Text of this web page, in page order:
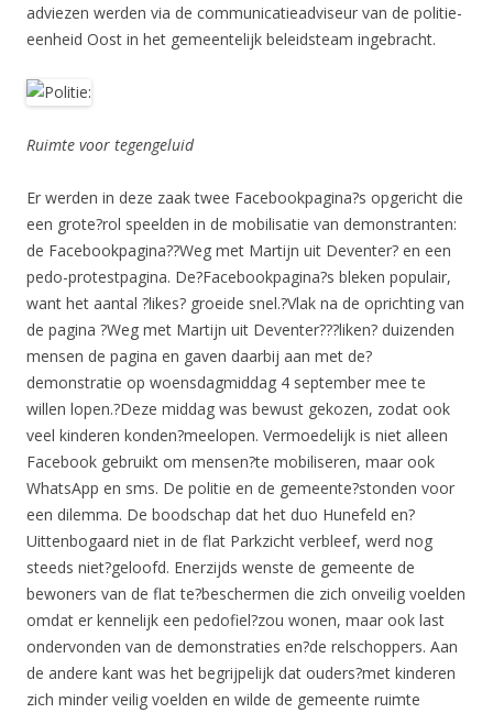
adviezen werden via de communicatieadviseur van de politie-
eenheid Oost in het gemeentelijk beleidsteam ingebracht.
Ruimte voor tegengeluid
Er werden in deze zaak twee Facebookpagina?s opgericht die
een grote?rol speelden in de mobilisatie van demonstranten:
de Facebookpagina??Weg met Martijn uit Deventer? en een
pedo-protestpagina. De?Facebookpagina?s bleken populair,
want het aantal ?likes? groeide snel.?Vlak na de oprichting van
de pagina ?Weg met Martijn uit Deventer???liken? duizenden
mensen de pagina en gaven daarbij aan met de?
demonstratie op woensdagmiddag 4 september mee te
willen lopen.?Deze middag was bewust gekozen, zodat ook
veel kinderen konden?meelopen. Vermoedelijk is niet alleen
Facebook gebruikt om mensen?te mobiliseren, maar ook
WhatsApp en sms. De politie en de gemeente?stonden voor
een dilemma. De boodschap dat het duo Hunefeld en?
Uittenbogaard niet in de flat Parkzicht verbleef, werd nog
steeds niet?geloofd. Enerzijds wenste de gemeente de
bewoners van de flat te?beschermen die zich onveilig voelden
omdat er kennelijk een pedofiel?zou wonen, maar ook last
ondervonden van de demonstraties en?de relschoppers. Aan
de andere kant was het begrijpelijk dat ouders?met kinderen
zich minder veilig voelden en wilde de gemeente ruimte